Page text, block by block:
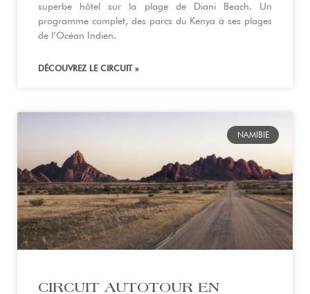
superbe hôtel sur la plage de Diani Beach. Un
programme complet, des parcs du Kenya à ses plages
de l’Océan Indien.
DÉCOUVREZ LE CIRCUIT »
NAMIBIE
CIRCUIT AUTOTOUR EN